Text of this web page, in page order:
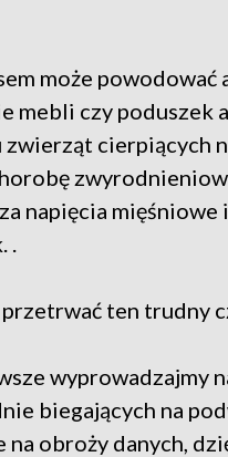
może
mebli czy poduszek
cierpiących
napięcia
ten trudny
wyprowadzajmy
biegających na
na obroży danych,